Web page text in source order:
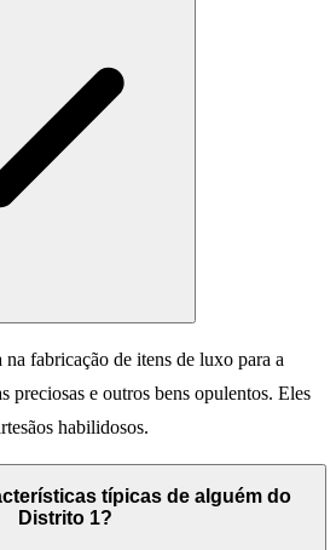
fabricação de itens de luxo para a
preciosas e outros bens opulentos. Eles
habilidosos.
típicas de alguém do
Distrito 1?